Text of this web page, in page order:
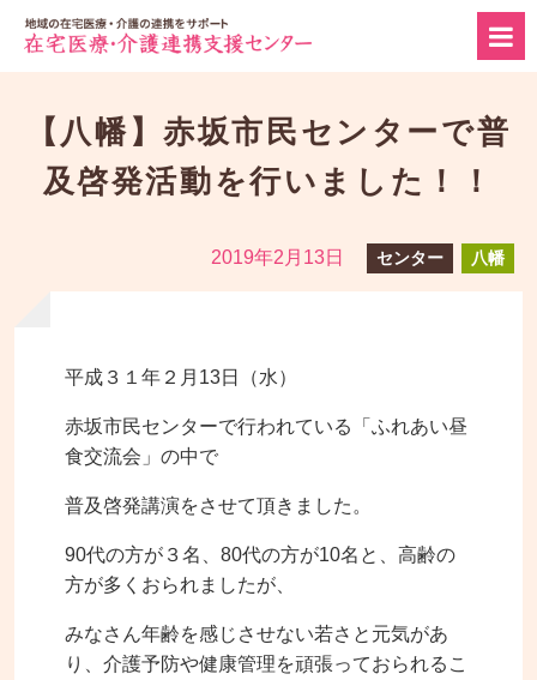
【八幡】赤坂市民センターで普
及啓発活動を行いました！！
2019年2月13日 センター 八幡
平成３１年２月13日（水）
赤坂市民センターで行われている「ふれあい昼
食交流会」の中で
普及啓発講演をさせて頂きました。
90代の方が３名、80代の方が10名と、高齢の
方が多くおられましたが、
みなさん年齢を感じさせない若さと元気があ
り、介護予防や健康管理を頑張っておられるこ